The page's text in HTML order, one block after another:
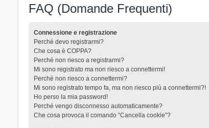
FAQ (Domande Frequenti)
Connessione e registrazione
Perché devo registrarmi?
Che cosa è COPPA?
Perché non riesco a registrarmi?
Mi sono registrato ma non riesco a connettermi!
Perché non riesco a connettermi?
Mi sono registrato tempo fa, ma non riesco più a connettermi?!
Ho perso la mia password!
Perché vengo disconnesso automaticamente?
Che cosa provoca il comando “Cancella cookie”?